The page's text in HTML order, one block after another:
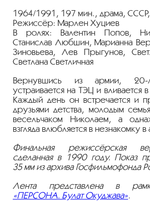
1964/1991, 197 мин., драма,
Режиссёр: Марлен Хуциев
В ролях: Валентин Попов,
Станислав Любшин, Марианна
Зиновьева, Лев Прыгунов,
Светлана Светличная
Вернувшись из армии, 20-
устраивается на ТЭЦ и вливается
Каждый день он встречается и
друзьями детства, молодым
весельчаком Николаем, а
взгляда влюбляется в незнакомку в
Финальная режиссёрская
сделанная в 1990 году. Показ
35 мм из архива Госфильмофонда
Лента представлена в
«ПЕРСОНА. Булат Окуджава».